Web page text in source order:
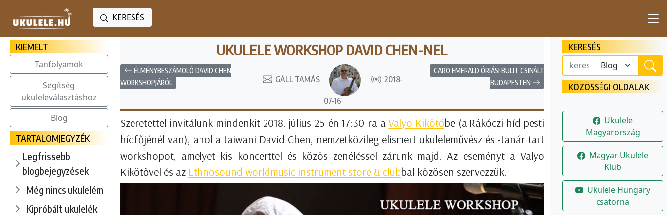
KERESÉS
KERESÉS
KÖZÖSSÉGI OLDALAK
Ukulele
Magyarország
Magyar Ukulele
Klub
Ukulele Hungary
csatorna
KIEMELT
Tanfolyamok
Segítség
ukuleleválasztáshoz
Blog
TARTALOMJEGYZÉK
Legfrissebb
blogbejegyzések
Még nincs ukulelém
Kipróbált ukulelék
UKULELE WORKSHOP DAVID CHEN-NEL
ÉLMÉNYBESZÁMOLÓ DAVID CHEN
WORKSHOPJÁRÓL
GÁLL TAMÁS 2018-
07-16
CARO EMERALD ÓRIÁSI BULIT CSINÁLT
BUDAPESTEN
Szeretettel invitálunk mindenkit 2018. július 25-én 17:30-ra aValyo Kikötőbe (a Rákóczi híd pesti
hídfőjénél van), ahol a taiwani David Chen, nemzetközileg elismert ukuleleművész és -tanár tart
workshopot, amelyet kis koncerttel és közös zenéléssel zárunk majd. Az eseményt a Valyo
Kikötővel és az Ethnosound worldmusic instrument store & clubbal közösen szervezzük.